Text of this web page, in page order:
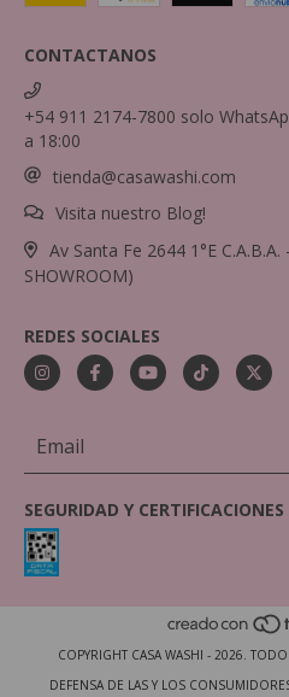
CONTACTANOS
+54 911 2174-7800 solo
a 18:00
tienda@casawashi.com
Visita nuestro Blog!
Av Santa Fe 2644 1°E
SHOWROOM)
REDES SOCIALES
SEGURIDAD Y CERTIFICACIONES
COPYRIGHT CASA WASHI - 2026.
DEFENSA DE LAS Y LOS